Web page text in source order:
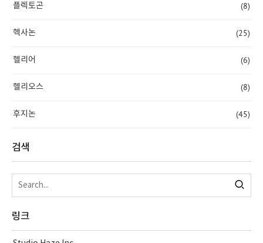
플렉토곤 (8)
헥사논 (25)
헬리어 (6)
헬리오스 (8)
후지논 (45)
검색
링크